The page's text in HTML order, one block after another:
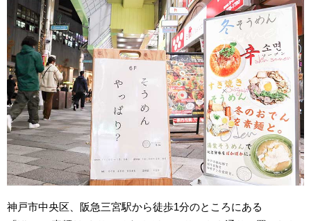
神戸市中央区、阪急三宮駅から徒歩1分のところにある